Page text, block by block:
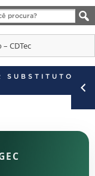
Canais
CDTec
–